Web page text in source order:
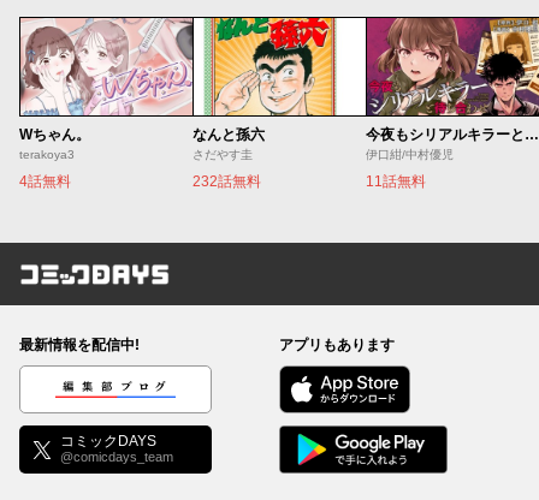
Wちゃん。
terakoya3
4話無料
なんと孫六
さだやす圭
232話無料
今夜もシリアルキラーと待ち合わせ
伊口紺/中村優児
11話無料
コミックDAYS
最新情報を配信中!
編集部ブログ
コミックDAYS
@comicdays_team
アプリもあります